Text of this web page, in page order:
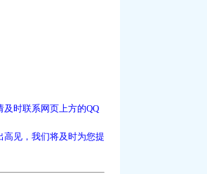
时联系网页上方的QQ
见，我们将及时为您提